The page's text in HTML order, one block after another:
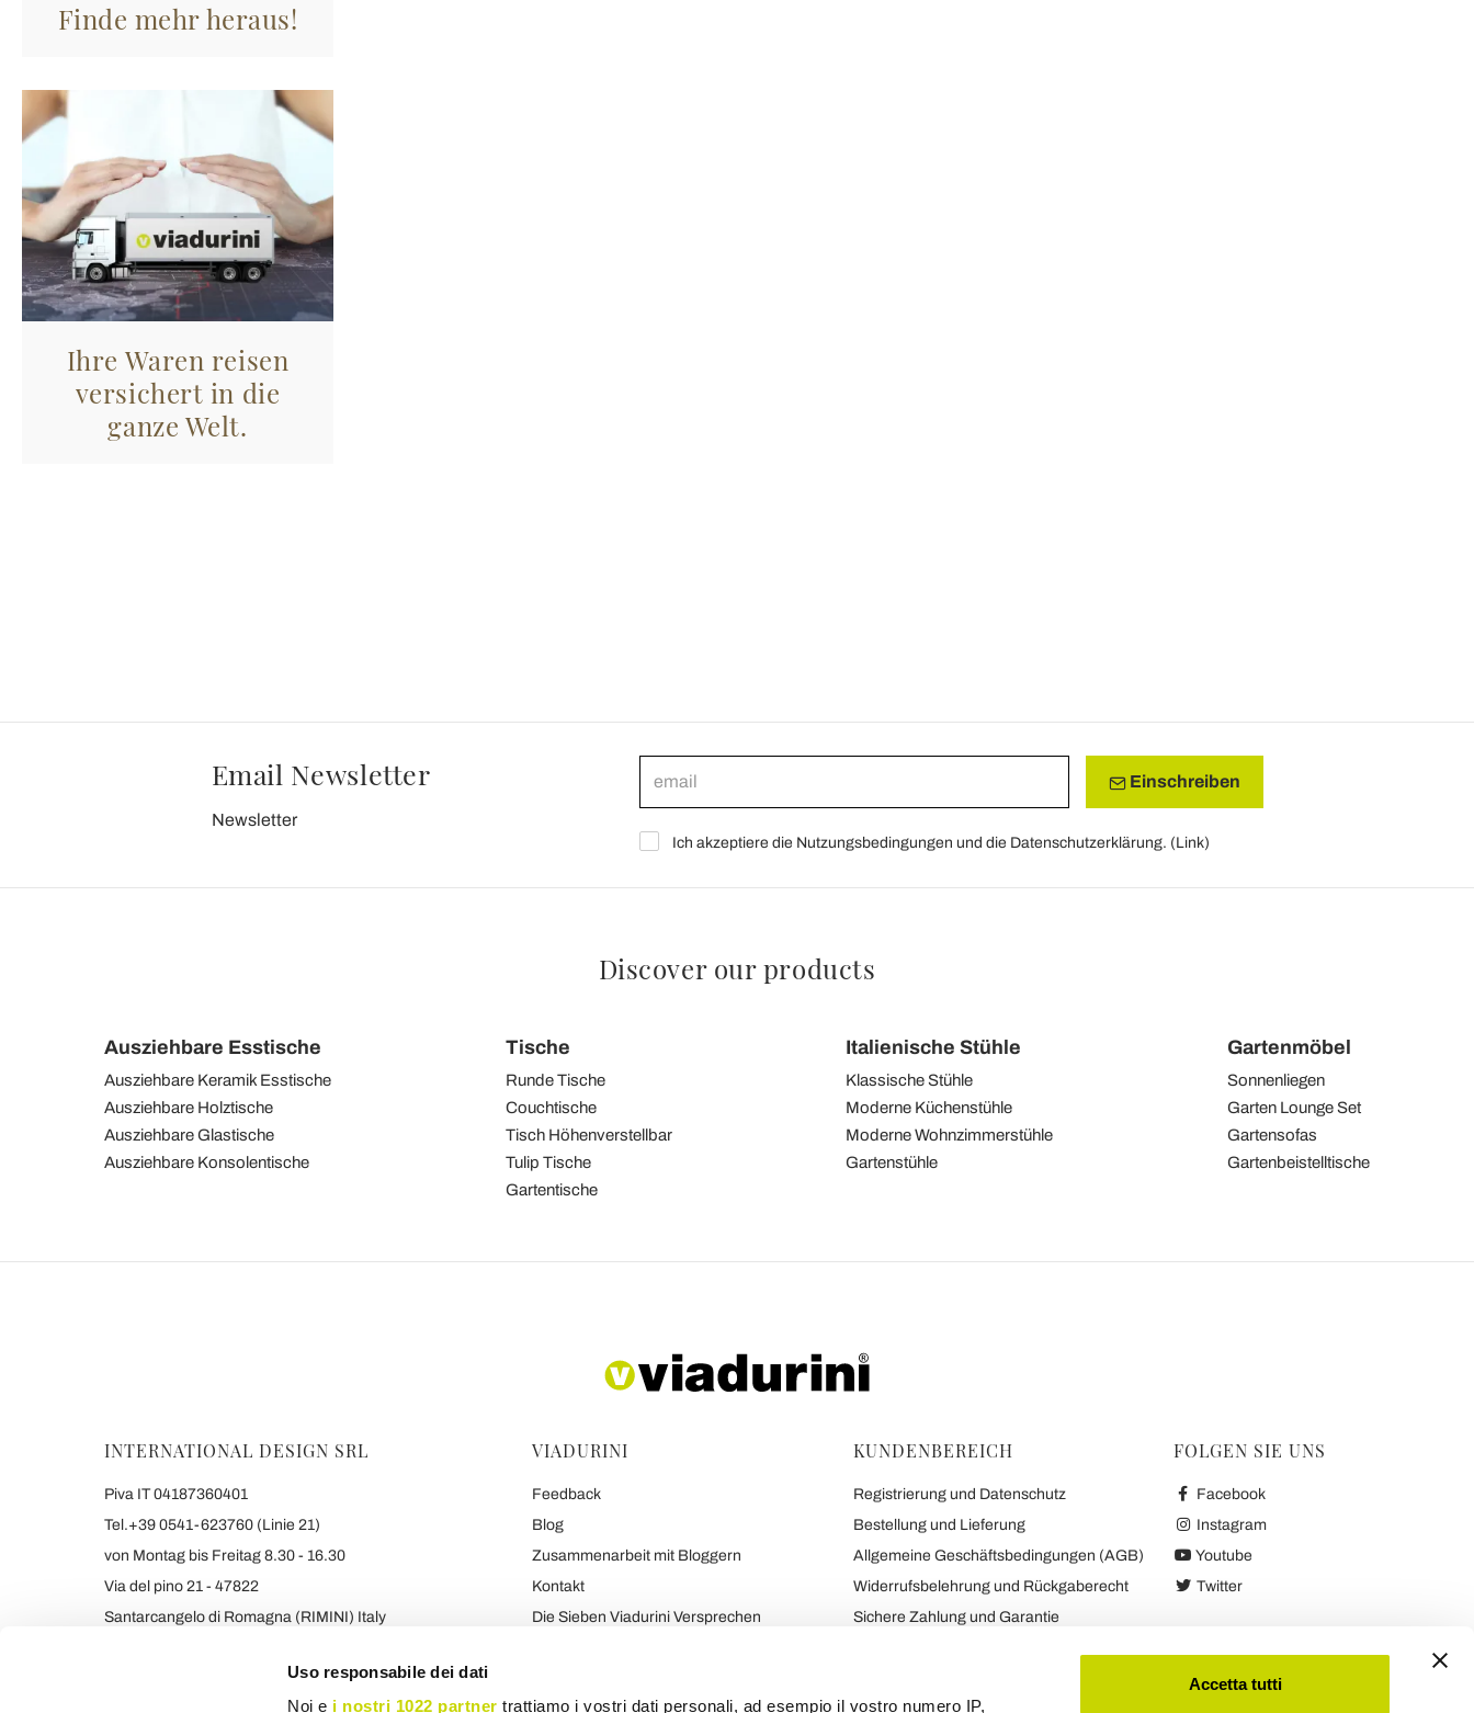
Uso responsabile dei dati
Noi e i nostri 1022 partner trattiamo i vostri dati personali, ad esempio il vostro numero IP,
Accetta tutti
Finde mehr heraus!
Ihre Waren reisen
versichert in die
ganze Welt.
Email Newsletter
Newsletter
Einschreiben
Ich akzeptiere die Nutzungsbedingungen und die Datenschutzerklärung. (Link)
Discover our products
Ausziehbare Esstische
Ausziehbare Keramik Esstische
Ausziehbare Holztische
Ausziehbare Glastische
Ausziehbare Konsolentische
Tische
Runde Tische
Couchtische
Tisch Höhenverstellbar
Tulip Tische
Gartentische
Italienische Stühle
Klassische Stühle
Moderne Küchenstühle
Moderne Wohnzimmerstühle
Gartenstühle
Gartenmöbel
Sonnenliegen
Garten Lounge Set
Gartensofas
Gartenbeistelltische
INTERNATIONAL DESIGN SRL
Piva IT 04187360401
Tel.+39 0541-623760 (Linie 21)
von Montag bis Freitag 8.30 - 16.30
Via del pino 21 - 47822
Santarcangelo di Romagna (RIMINI) Italy
+390541623760 WHATSAPP
Die angegebenen Preise verstehen sich inkl. MwSt. Die
VIADURINI
Feedback
Blog
Zusammenarbeit mit Bloggern
Kontakt
Die Sieben Viadurini Versprechen
Marke
KUNDENBEREICH
Registrierung und Datenschutz
Bestellung und Lieferung
Allgemeine Geschäftsbedingungen (AGB)
Widerrufsbelehrung und Rückgaberecht
Sichere Zahlung und Garantie
FOLGEN SIE UNS
Facebook
Instagram
Youtube
Twitter